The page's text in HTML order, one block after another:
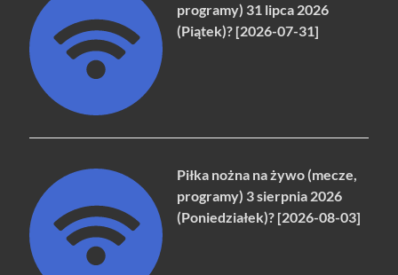
programy) 31 lipca 2026
(Piątek)? [2026-07-31]
Piłka nożna na żywo (mecze,
programy) 3 sierpnia 2026
(Poniedziałek)? [2026-08-03]